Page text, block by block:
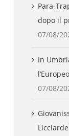
Para-
dopo il
07/08/
In
07/08/